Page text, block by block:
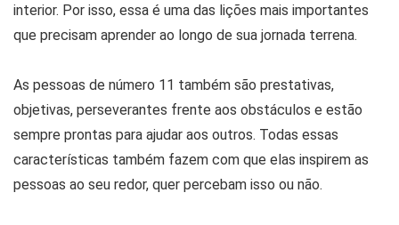
interior. Por isso, essa é uma das lições mais importantes
que precisam aprender ao longo de sua jornada terrena.
As pessoas de número 11 também são prestativas,
objetivas, perseverantes frente aos obstáculos e estão
sempre prontas para ajudar aos outros. Todas essas
características também fazem com que elas inspirem as
pessoas ao seu redor, quer percebam isso ou não.